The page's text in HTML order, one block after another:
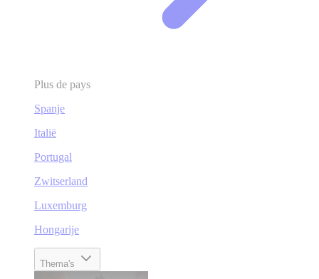
Plus de pays
Spanje
Italië
Portugal
Zwitserland
Luxemburg
Hongarije
Thema's